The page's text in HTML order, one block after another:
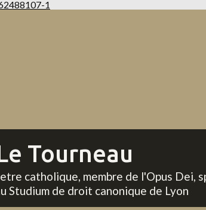
1
Tourneau
catholique, membre de l'Opus Dei,
Studium de droit canonique de Lyon